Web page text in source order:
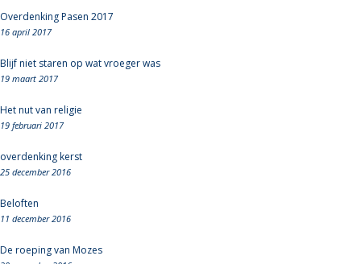
Overdenking Pasen 2017
16 april 2017
Blijf niet staren op wat vroeger was
19 maart 2017
Het nut van religie
19 februari 2017
overdenking kerst
25 december 2016
Beloften
11 december 2016
De roeping van Mozes